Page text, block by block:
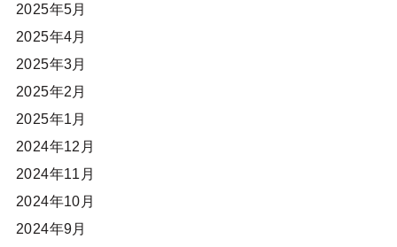
2025年5月
2025年4月
2025年3月
2025年2月
2025年1月
2024年12月
2024年11月
2024年10月
2024年9月